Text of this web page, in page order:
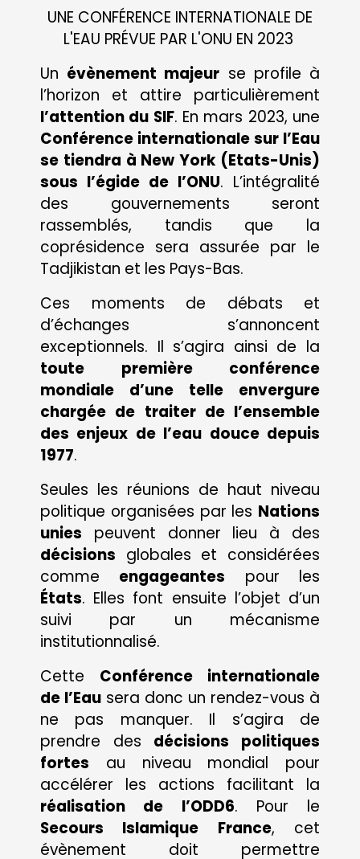
UNE CONFÉRENCE INTERNATIONALE DE
L'EAU PRÉVUE PAR L'ONU EN 2023
Un évènement majeur se profile à
l’horizon et attire particulièrement
l’attention du SIF. En mars 2023, une
Conférence internationale sur l’Eau
se tiendra à New York (Etats-Unis)
sous l’égide de l’ONU. L’intégralité
des gouvernements seront
rassemblés, tandis que la
coprésidence sera assurée par le
Tadjikistan et les Pays-Bas.
Ces moments de débats et
d’échanges s’annoncent
exceptionnels. Il s’agira ainsi de la
toute première conférence
mondiale d’une telle envergure
chargée de traiter de l’ensemble
des enjeux de l’eau douce depuis
1977.
Seules les réunions de haut niveau
politique organisées par les Nations
unies peuvent donner lieu à des
décisions globales et considérées
comme engageantes pour les
États. Elles font ensuite l’objet d’un
suivi par un mécanisme
institutionnalisé.
Cette Conférence internationale
de l’Eau sera donc un rendez-vous à
ne pas manquer. Il s’agira de
prendre des décisions politiques
fortes au niveau mondial pour
accélérer les actions facilitant la
réalisation de l’ODD6. Pour le
Secours Islamique France, cet
évènement doit permettre